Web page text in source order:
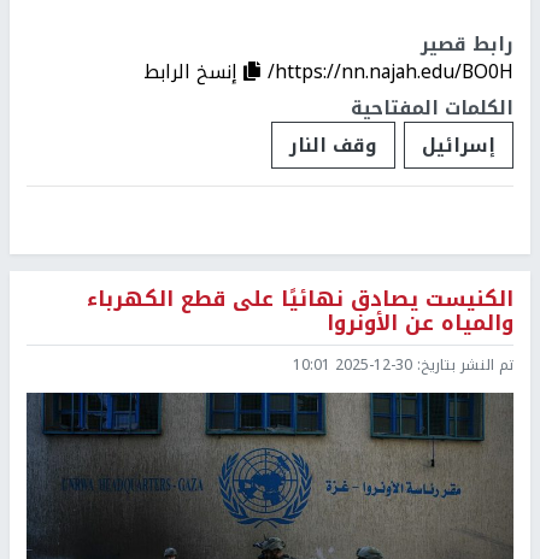
رابط قصير
https://nn.najah.edu/BO0H/
إنسخ الرابط
الكلمات المفتاحية
إسرائيل
وقف النار
الكنيست يصادق نهائيًا على قطع الكهرباء
والمياه عن الأونروا
تم النشر بتاريخ: 2025-12-30 10:01